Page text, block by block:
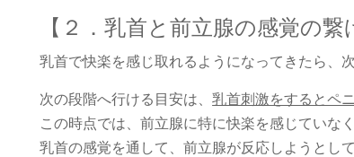
【２．乳首と前立腺の感覚の繋
乳首で快楽を感じ取れるようになってきたら、
次の段階へ行ける目安は、乳首刺激をするとペ
この時点では、前立腺に特に快楽を感じていな
乳首の感覚を通して、前立腺が反応しようとし